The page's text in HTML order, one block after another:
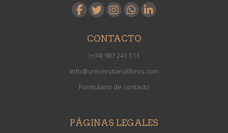
CONTACTO
(+34) 987 241 511
info@universitarialibros.com
Formulario de contacto
PÁGINAS LEGALES